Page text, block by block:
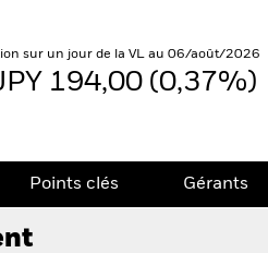
sur un jour de la VL au 06/août/2026
194,00 (0,37%)
Points clés Gérants